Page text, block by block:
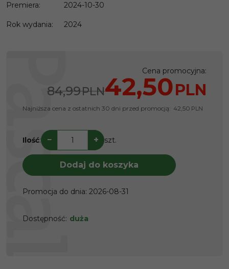
Premiera: 2024-10-30
Rok wydania: 2024
Cena promocyjna:
84,99PLN42,50PLN
Najniższa cena z ostatnich 30 dni przed promocją: 42,50 PLN
Ilość: − + szt.
Dodaj do koszyka
Promocja do dnia: 2026-08-31
Dostępność: duża